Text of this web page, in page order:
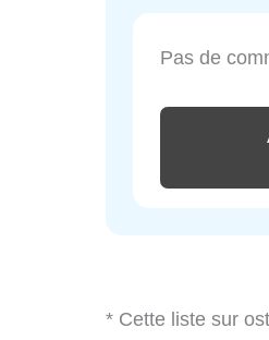
Pas de
* Cette liste sur